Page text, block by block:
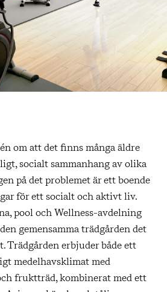
om att det finns många äldre
socialt sammanhang av olika
på det problemet är ett boende
för ett socialt och aktivt liv.
pool och Wellness-avdelning
gemensamma trädgården det
Trädgården erbjuder både ett
medelhavsklimat med
fruktträd, kombinerat med ett